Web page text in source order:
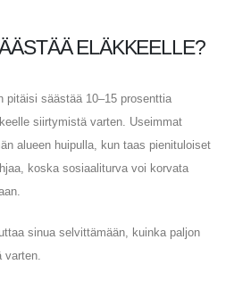
ELÄKKEELLE?
pitäisi säästää 10–15 prosenttia
siirtymistä varten. Useimmat
alueen huipulla, kun taas pienituloiset
koska sosiaaliturva voi korvata
sinua selvittämään, kuinka paljon